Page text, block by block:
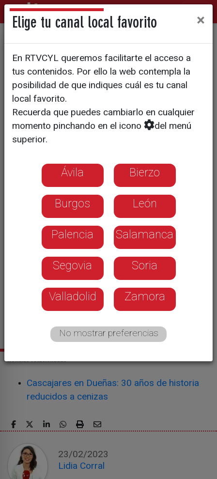
Cascajares vuelve a sus
orígenes en su fábrica
provisional de Valladolid
Tras el incendio que arrasó su planta de
Dueñas, en Palencia, la compañía ha
máquinas, como en los primeros
tiempos, todo para salir del paso y
garantizar la respuesta a sus clientes
Noticias relacionadas
Cascajares en Dueñas: 30 años de historia
reducidos a cenizas
23/02/2023
Lidia Corral
Elige tu canal local favorito ×
En RTVCYL queremos facilitarte el acceso a
tus contenidos. Por ello la web contempla la
posibilidad de que indiques cuál es tu canal
local favorito.
Recuerda que puedes cambiarlo en cualquier
momento pinchando en el icono
del menú
superior.
Ávila Bierzo
Burgos León
Palencia Salamanca
Segovia Soria
Valladolid Zamora
No mostrar preferencias